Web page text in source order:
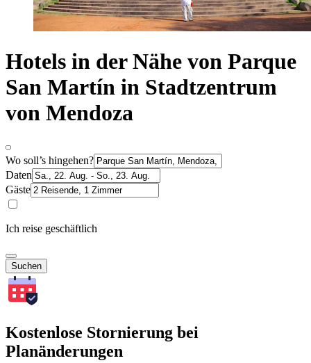
Hotels in der Nähe von Parque
San Martín in Stadtzentrum
von Mendoza
Wo soll’s hingehen?
Daten
Gäste
Ich reise geschäftlich
Suchen
Kostenlose Stornierung bei
Planänderungen